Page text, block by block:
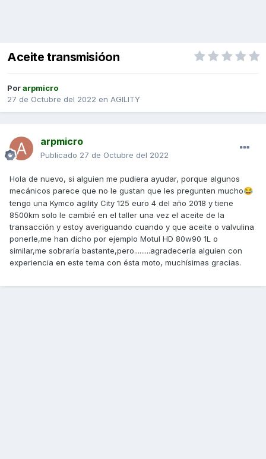
Aceite transmisióon
Porarpmicro
27 de Octubre del 2022 en AGILITY
arpmicro
Publicado 27 de Octubre del 2022
Hola de nuevo, si alguien me pudiera ayudar, porque algunos
mecánicos parece que no le gustan que les pregunten mucho😂
tengo una Kymco agility City 125 euro 4 del año 2018 y tiene
8500km solo le cambié en el taller una vez el aceite de la
transacción y estoy averiguando cuando y que aceite o valvulina
ponerle,me han dicho por ejemplo Motul HD 80w90 1L o
similar,me sobraría bastante,pero.........agradecería alguien con
experiencia en este tema con ésta moto, muchísimas gracias.